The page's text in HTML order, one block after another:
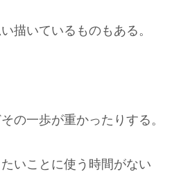
描いているものもある。
の一歩が重かったりする。
いことに使う時間がない